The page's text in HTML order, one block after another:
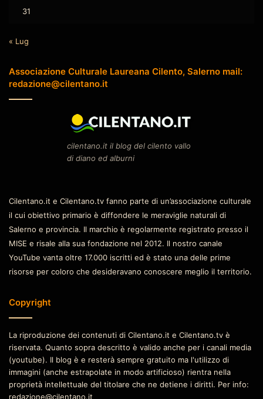
31
« Lug
Associazione Culturale Laureana Cilento, Salerno mail:
redazione@cilentano.it
cilentano.it il blog del cilento vallo
di diano ed alburni
Cilentano.it e Cilentano.tv fanno parte di un’associazione culturale
il cui obiettivo primario è diffondere le meraviglie naturali di
Salerno e provincia. Il marchio è regolarmente registrato presso il
MISE e risale alla sua fondazione nel 2012. Il nostro canale
YouTube vanta oltre 17.000 iscritti ed è stato una delle prime
risorse per coloro che desideravano conoscere meglio il territorio.
Copyright
La riproduzione dei contenuti di Cilentano.it e Cilentano.tv è
riservata. Quanto sopra descritto è valido anche per i canali media
(youtube). Il blog è e resterà sempre gratuito ma l'utilizzo di
immagini (anche estrapolate in modo artificioso) rientra nella
proprietà intellettuale del titolare che ne detiene i diritti. Per info:
redazione@cilentano.it